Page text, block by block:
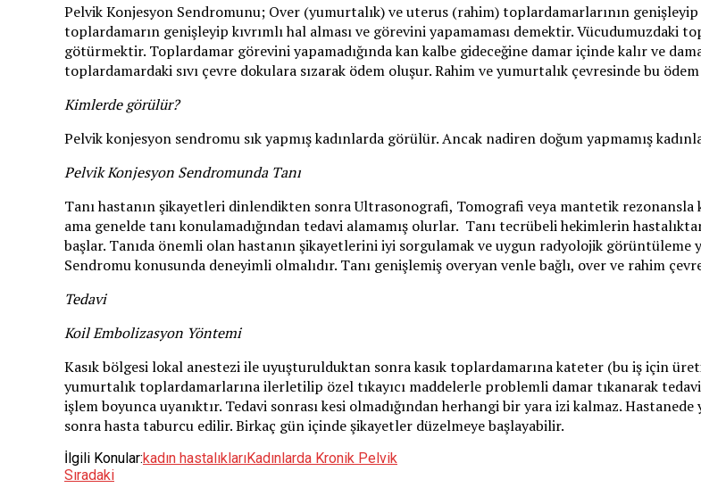
Pelvik Konjesyon Sendromunu; Over (yumurtalık) ve uterus (rahim) toplardamarlarının
toplardamarın genişleyip kıvrımlı hal alması ve görevini yapamaması demektir. Vücudumuzdaki
götürmektir. Toplardamar görevini yapamadığında kan kalbe gideceğine damar içinde kalır ve
toplardamardaki sıvı çevre dokulara sızarak ödem oluşur. Rahim ve yumurtalık çevresinde bu
Kimlerde görülür?
Pelvik konjesyon sendromu sık yapmış kadınlarda görülür. Ancak nadiren doğum yapmamış
Pelvik Konjesyon Sendromunda Tanı
Tanı hastanın şikayetleri dinlendikten sonra Ultrasonografi, Tomografi veya mantetik rezonansla
ama genelde tanı konulamadığından tedavi alamamış olurlar. Tanı tecrübeli hekimlerin
başlar. Tanıda önemli olan hastanın şikayetlerini iyi sorgulamak ve uygun radyolojik görüntüleme
Sendromu konusunda deneyimli olmalıdır. Tanı genişlemiş overyan venle bağlı, over ve rahim
Tedavi
Koil Embolizasyon Yöntemi
Kasık bölgesi lokal anestezi ile uyuşturulduktan sonra kasık toplardamarına kateter (bu iş için
yumurtalık toplardamarlarına ilerletilip özel tıkayıcı maddelerle problemli damar tıkanarak
işlem boyunca uyanıktır. Tedavi sonrası kesi olmadığından herhangi bir yara izi kalmaz.
sonra hasta taburcu edilir. Birkaç gün içinde şikayetler düzelmeye başlayabilir.
İlgili Konular:kadın hastalıklarıKadınlarda Kronik Pelvik
Sıradaki